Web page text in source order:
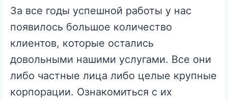
За все годы успешной работы у нас
появилось большое количество
клиентов, которые остались
довольными нашими услугами. Все они
либо частные лица либо целые крупные
корпорации. Ознакомиться с их